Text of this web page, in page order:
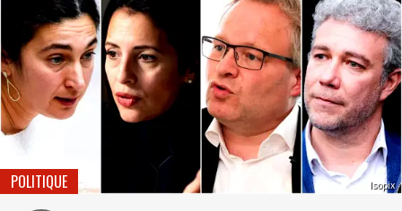
Isopix
POLITIQUE